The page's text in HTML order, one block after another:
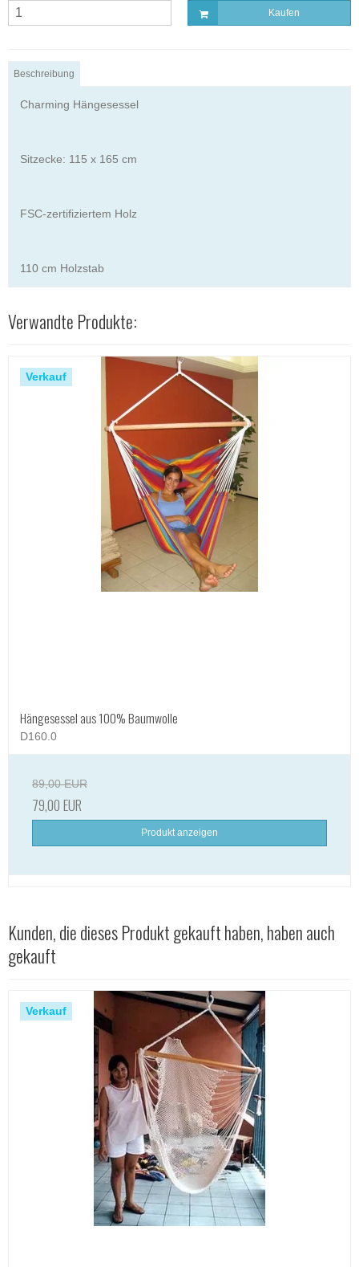
Kaufen
Beschreibung
Charming Hängesessel
Sitzecke: 115 x 165 cm
FSC-zertifiziertem Holz
110 cm Holzstab
Verwandte Produkte:
Verkauf
Hängesessel aus 100% Baumwolle
D160.0
89,00 EUR
79,00 EUR
Produkt anzeigen
Kunden, die dieses Produkt gekauft haben, haben auch
gekauft
Verkauf